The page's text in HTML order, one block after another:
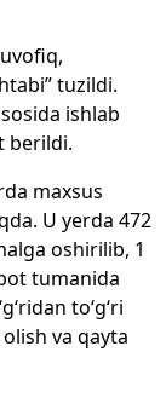
tuzildi.
ishlab
berildi.
maxsus
U yerda 472
oshirilib, 1
tumanida
to‘g‘ri
va qayta